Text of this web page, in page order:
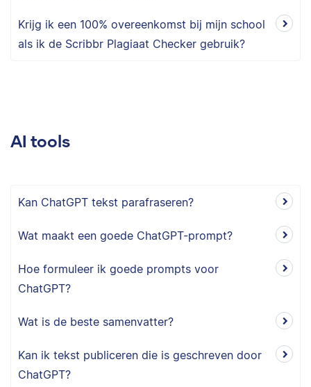
Krijg ik een 100% overeenkomst bij mijn school
als ik de Scribbr Plagiaat Checker gebruik?
AI tools
Kan ChatGPT tekst parafraseren?
Wat maakt een goede ChatGPT-prompt?
Hoe formuleer ik goede prompts voor
ChatGPT?
Wat is de beste samenvatter?
Kan ik tekst publiceren die is geschreven door
ChatGPT?